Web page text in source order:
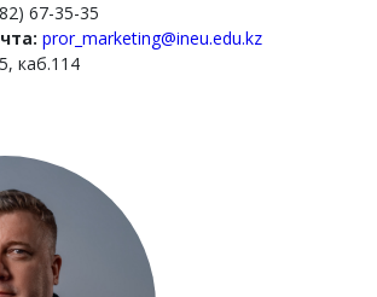
67-35-35
pror_marketing@ineu.edu.kz
каб.114